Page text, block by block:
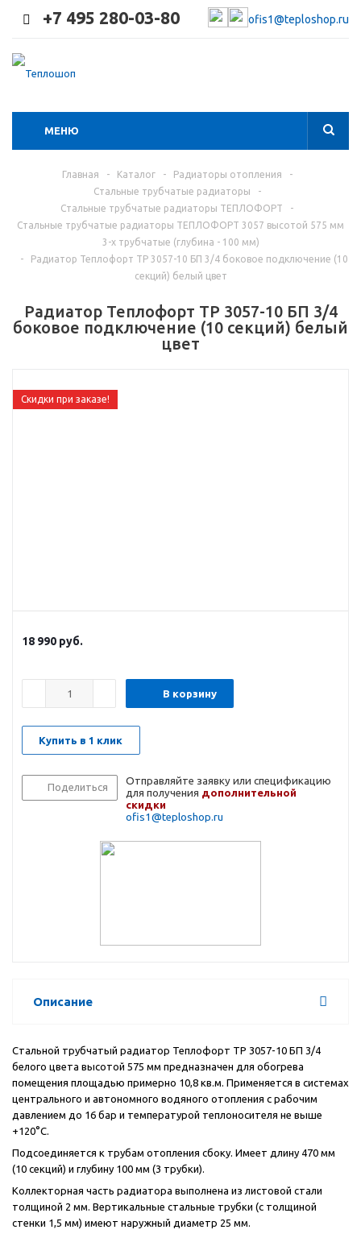
+7 495 280-03-80 ofis1@teploshop.ru
МЕНЮ
Главная - Каталог - Радиаторы отопления
-
Стальные трубчатые радиаторы
-
Стальные трубчатые радиаторы ТЕПЛОФОРТ
-
Стальные трубчатые радиаторы ТЕПЛОФОРТ 3057 высотой 575 мм
3-х трубчатые (глубина - 100 мм)
-
Радиатор Теплофорт ТР 3057-10 БП 3/4 боковое подключение (10
секций) белый цвет
Радиатор Теплофорт ТР 3057-10 БП 3/4
боковое подключение (10 секций) белый
цвет
Скидки при заказе!
18 990 руб.
В корзину
Купить в 1 клик
Поделиться
Отправляйте заявку или спецификацию
для получения дополнительной
скидки
ofis1@teploshop.ru
Описание
Стальной трубчатый радиатор Теплофорт ТР 3057-10 БП 3/4
белого цвета высотой 575 мм предназначен для обогрева
помещения площадью примерно 10,8 кв.м. Применяется в системах
центрального и автономного водяного отопления с рабочим
давлением до 16 бар и температурой теплоносителя не выше
+120°C.
Подсоединяется к трубам отопления сбоку. Имеет длину 470 мм
(10 секций) и глубину 100 мм (3 трубки).
Коллекторная часть радиатора выполнена из листовой стали
толщиной 2 мм. Вертикальные стальные трубки (с толщиной
стенки 1,5 мм) имеют наружный диаметр 25 мм.